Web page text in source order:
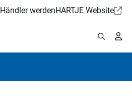
Händler werdenHARTJE Website